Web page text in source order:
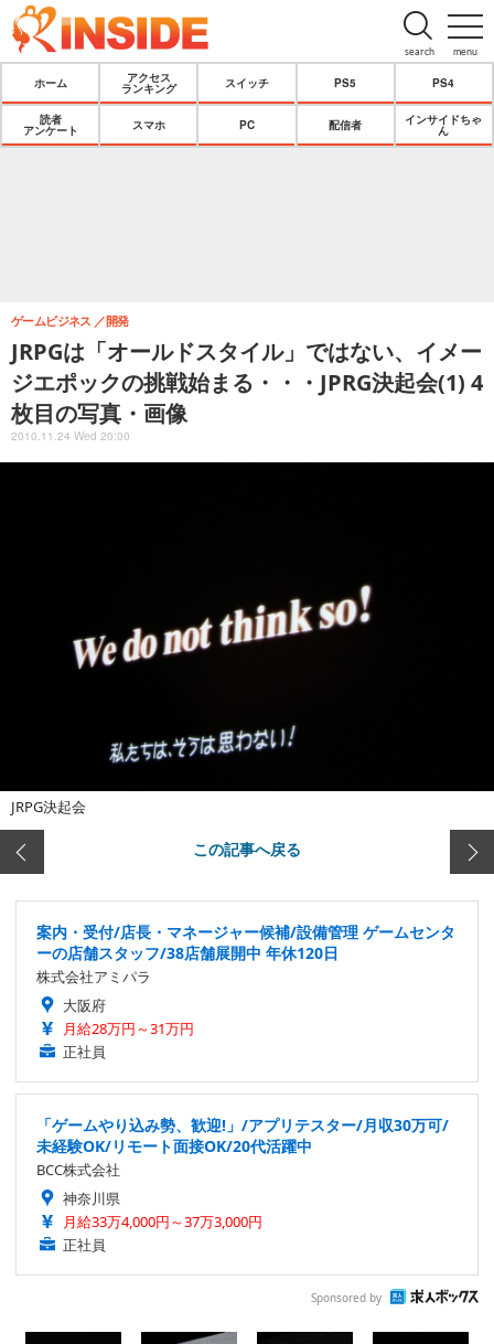
menu
search
ホーム
アクセス
ランキング
スイッチ PS5 PS4
読者
アンケート
スマホ PC 配信者
インサイドちゃ
ん
JRPGは「オールドスタイル」ではない、イメー
ジエポックの挑戦始まる・・・JPRG決起会(1) 4
枚目の写真・画像
ゲームビジネス 開発
2010.11.24 Wed 20:00
JRPG決起会
この記事へ戻る
案内・受付/店長・マネージャー候補/設備管理 ゲームセンタ
ーの店舗スタッフ/38店舗展開中 年休120日
株式会社アミパラ
大阪府
月給28万円～31万円
正社員
「ゲームやり込み勢、歓迎!」/アプリテスター/月収30万可/
未経験OK/リモート面接OK/20代活躍中
BCC株式会社
神奈川県
月給33万4,000円～37万3,000円
正社員
Sponsored by